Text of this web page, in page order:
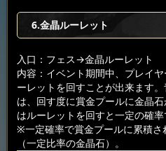
6.金晶ルーレット
入口：フェス→金晶ルーレット
内容：イベント期間中、プレイ
ーレットを回すことが出来ます
は、回す度に賞金プールに金晶
はルーレットを回すと一定の確
※一定確率で賞金プールに累積さ
（一定比率の金晶石）。